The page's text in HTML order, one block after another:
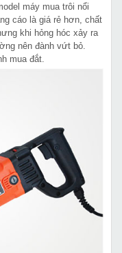
máy mua trôi nổi
cáo là giá rẻ hơn, chất
khi hỏng hóc xảy ra
nên đành vứt bỏ.
mua đắt.